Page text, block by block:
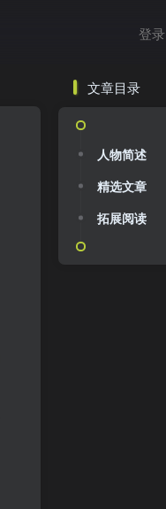
登录
文章目录
人物简述
精选文章
拓展阅读